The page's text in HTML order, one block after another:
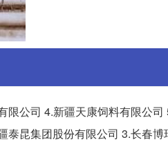
公司 4.新疆天康饲料有限公司
昆集团股份有限公司 3.长春